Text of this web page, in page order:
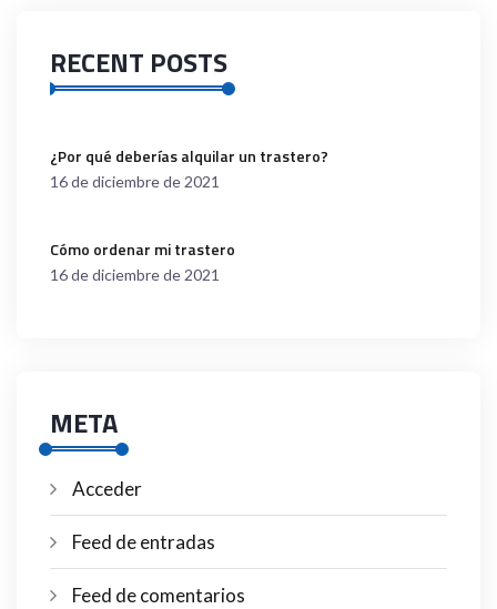
RECENT POSTS
¿Por qué deberías alquilar un trastero?
16 de diciembre de 2021
Cómo ordenar mi trastero
16 de diciembre de 2021
META
Acceder
Feed de entradas
Feed de comentarios